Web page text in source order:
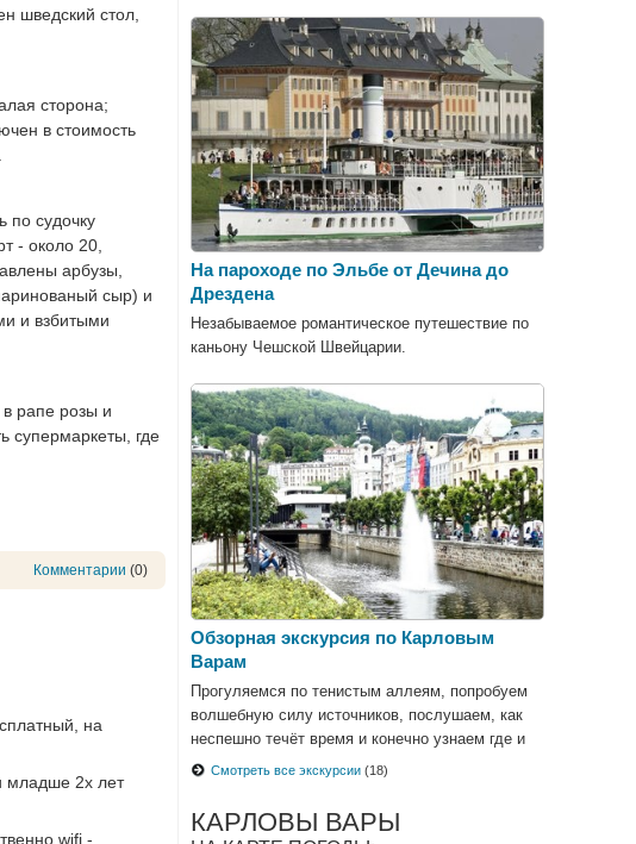
шведский стол,
сторона;
в стоимость
по судочку
- около 20,
арбузы,
сыр) и
и взбитыми
рапе розы и
супермаркеты, где
Комментарии (0)
на
младше 2х лет
wifi -
На пароходе по Эльбе от Дечина до
Дрездена
Незабываемое романтическое путешествие по
каньону Чешской Швейцарии.
Обзорная экскурсия по Карловым
Варам
Прогуляемся по тенистым аллеям, попробуем
волшебную силу источников, послушаем, как
неспешно течёт время и конечно узнаем где и
как создаётся знаменитая Бехеровка.
Смотреть все экскурсии (18)
КАРЛОВЫ ВАРЫ